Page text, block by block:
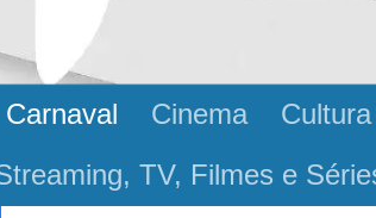
Carnaval Cinema Cultura
TV, Filmes e